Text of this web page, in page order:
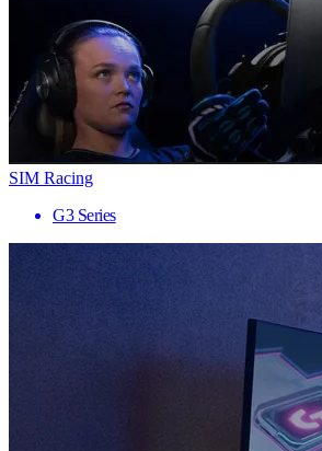
SIM Racing
G3 Series